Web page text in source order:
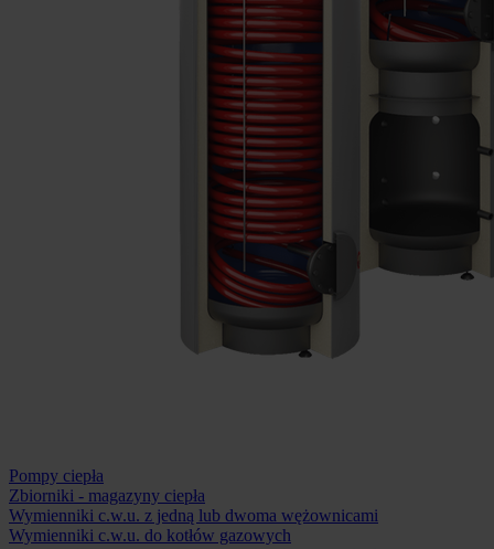
Pompy ciepła
Zbiorniki - magazyny ciepła
Wymienniki c.w.u. z jedną lub dwoma wężownicami
Wymienniki c.w.u. do kotłów gazowych